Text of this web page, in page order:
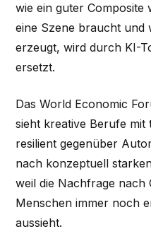
wie ein guter Composite
eine Szene braucht und
erzeugt, wird durch KI-
ersetzt.
Das World Economic
sieht kreative Berufe mit
resilient gegenüber
nach konzeptuell
weil die Nachfrage nach
Menschen immer noch
aussieht.